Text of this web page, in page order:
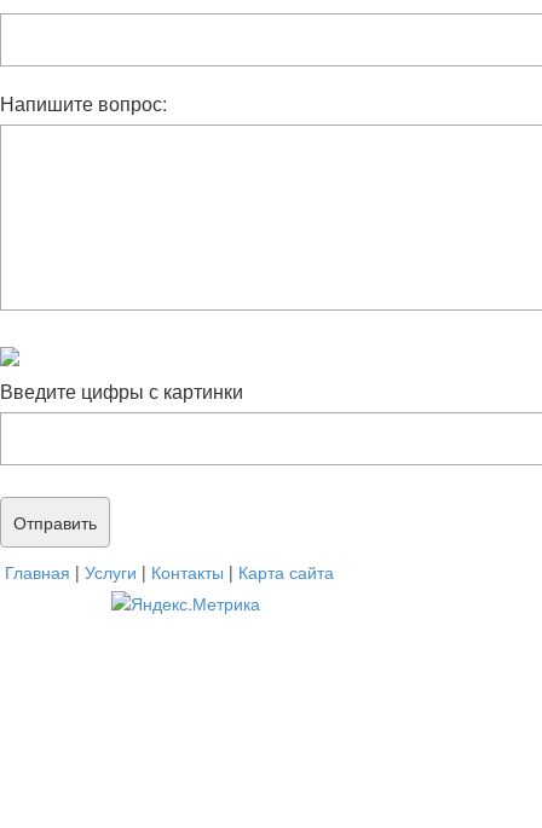
Напишите вопрос:
Введите цифры с картинки
Главная | Услуги | Контакты | Карта сайта